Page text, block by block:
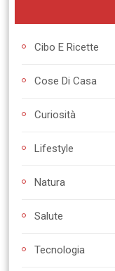
Cibo E Ricette
Cose Di Casa
Curiosità
Lifestyle
Natura
Salute
Tecnologia